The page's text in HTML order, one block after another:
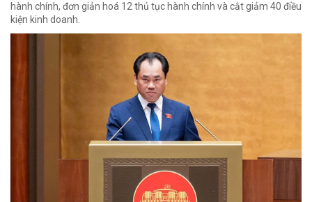
hành chính, đơn giản hoá 12 thủ tục hành chính và cắt giảm 40 điều
kiện kinh doanh.